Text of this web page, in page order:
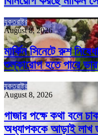
যুক্তরাষ্ট্র
August 8, 2026
মার্কিন সিনেটে রুশ
শুল্কারোপ হতে পারে
যুক্তরাষ্ট্র
August 8, 2026
গাজার পক্ষে কথা বলে
অধ্যাপককে আড়াই লাখ